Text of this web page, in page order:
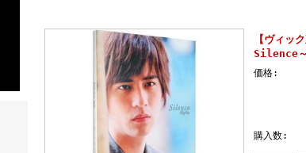
【ヴィッ
Silence～
価格:
購入数: